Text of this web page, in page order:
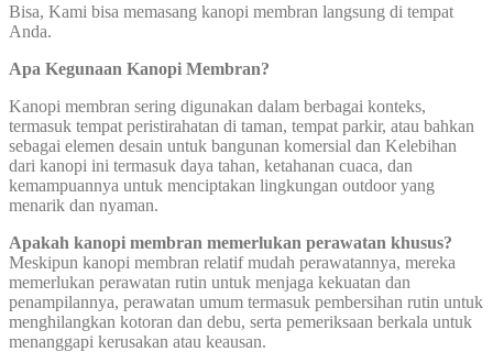
Bisa, Kami bisa memasang kanopi membran langsung di tempat
Anda.
Apa Kegunaan Kanopi Membran?
Kanopi membran sering digunakan dalam berbagai konteks,
termasuk tempat peristirahatan di taman, tempat parkir, atau bahkan
sebagai elemen desain untuk bangunan komersial dan Kelebihan
dari kanopi ini termasuk daya tahan, ketahanan cuaca, dan
kemampuannya untuk menciptakan lingkungan outdoor yang
menarik dan nyaman.
Apakah kanopi membran memerlukan perawatan khusus?
Meskipun kanopi membran relatif mudah perawatannya, mereka
memerlukan perawatan rutin untuk menjaga kekuatan dan
penampilannya, perawatan umum termasuk pembersihan rutin untuk
menghilangkan kotoran dan debu, serta pemeriksaan berkala untuk
menanggapi kerusakan atau keausan.